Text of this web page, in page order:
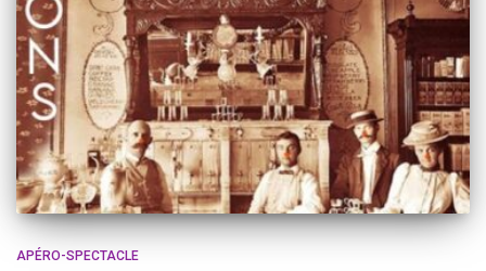
APÉRO-SPECTACLE